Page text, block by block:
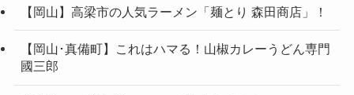
【岡山】高梁市の人気ラーメン「麺とり 森田商店」！
【岡山･真備町】これはハマる！山椒カレーうどん専門
國三郎